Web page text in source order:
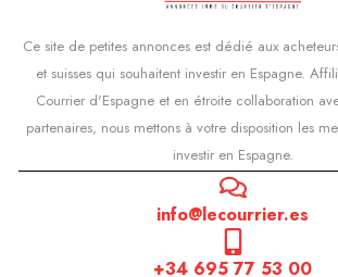
Ce site de petites annonces est dédié aux
et suisses qui souhaitent investir en Espagne.
Courrier d'Espagne et en étroite collaboration
partenaires, nous mettons à votre disposition les
investir en Espagne.
info@lecourrier.es
+34 695 77 53 00